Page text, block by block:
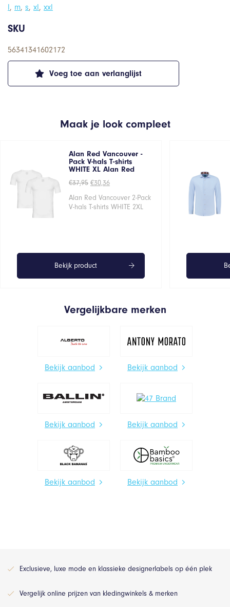
Voeg toe aan verlanglijst
l, m, s, xl, xxl
SKU
56341341602172
Maak je look compleet
Alan Red Vancouver -
Pack V-hals T-shirts
WHITE XL Alan Red
€37,95 Oorspronkelijke
was:
€37,95.
€30,36Huidige
is:
€30,36.
Alan Red Vancouver 2-Pack
V-hals T-shirts WHITE 2XL
Bekijk product
Vergelijkbare merken
Bekijk aanbod Bekijk aanbod
Bekijk aanbod Bekijk aanbod
Bekijk aanbod Bekijk aanbod
Exclusieve, luxe mode en klassieke designerlabels op één plek
Vergelijk online prijzen van kledingwinkels & merken